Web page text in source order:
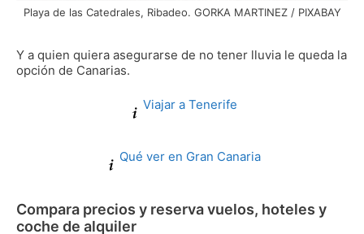
Playa de las Catedrales, Ribadeo. GORKA MARTINEZ / PIXABAY
Y a quien quiera asegurarse de no tener lluvia le queda la
opción de Canarias.
Viajar a Tenerife
Qué ver en Gran Canaria
Compara precios y reserva vuelos, hoteles y
coche de alquiler